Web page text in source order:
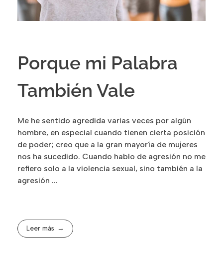
Porque mi Palabra
También Vale
Me he sentido agredida varias veces por algún
hombre, en especial cuando tienen cierta posición
de poder; creo que a la gran mayoría de mujeres
nos ha sucedido. Cuando hablo de agresión no me
refiero solo a la violencia sexual, sino también a la
agresión ...
Leer más